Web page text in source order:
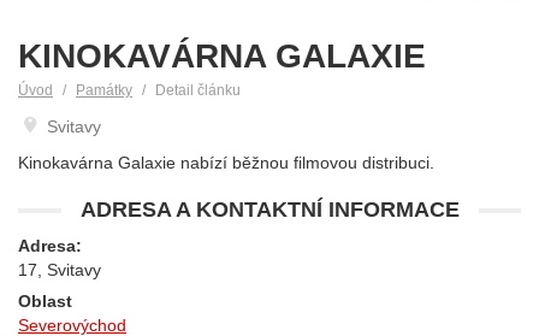
KINOKAVÁRNA GALAXIE
Úvod Památky Detail článku
Svitavy
Kinokavárna Galaxie nabízí běžnou filmovou distribuci.
ADRESA A KONTAKTNÍ INFORMACE
Adresa:
17, Svitavy
Oblast
Severovýchod